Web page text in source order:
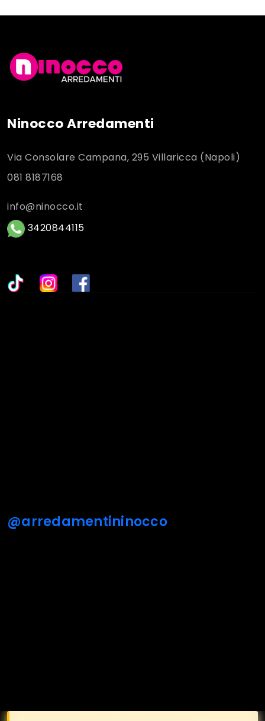
Ninocco Arredamenti
Via Consolare Campana, 295 Villaricca (Napoli)
081 8187168
info@ninocco.it
3420844115
@arredamentininocco